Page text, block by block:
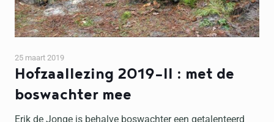
Hofzaallezing 2019-II : met de
boswachter mee
25 maart 2019
Erik de Jonge is behalve boswachter een getalenteerd